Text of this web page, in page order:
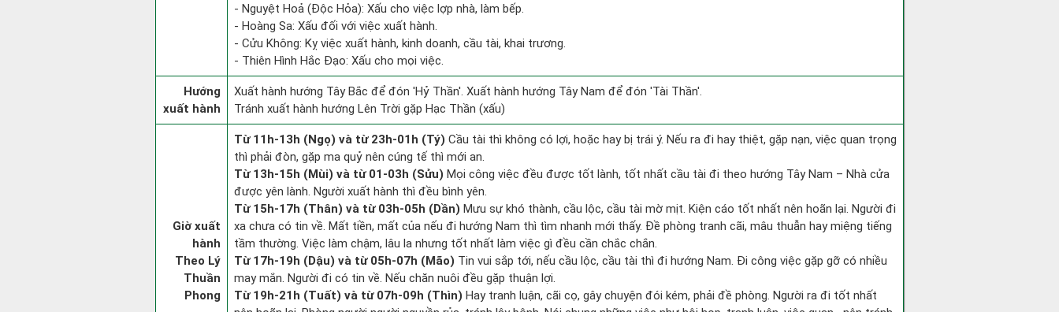
- Nguyệt Hoả (Độc Hỏa): Xấu cho việc lợp nhà, làm bếp.
- Hoàng Sa: Xấu đối với việc xuất hành.
- Cửu Không: Kỵ việc xuất hành, kinh doanh, cầu tài, khai trương.
- Thiên Hình Hắc Đạo: Xấu cho mọi việc.
Hướng
xuất hành
Xuất hành hướng Tây Bắc để đón 'Hỷ Thần'. Xuất hành hướng Tây Nam để đón 'Tài Thần'.
Tránh xuất hành hướng Lên Trời gặp Hạc Thần (xấu)
Giờ xuất
hành
Theo Lý
Thuần
Phong
Từ 11h-13h (Ngọ) và từ 23h-01h (Tý) Cầu tài thì không có lợi, hoặc hay bị trái ý. Nếu ra đi hay thiệt, gặp nạn, việc quan trọng
thì phải đòn, gặp ma quỷ nên cúng tế thì mới an.
Từ 13h-15h (Mùi) và từ 01-03h (Sửu) Mọi công việc đều được tốt lành, tốt nhất cầu tài đi theo hướng Tây Nam – Nhà cửa
được yên lành. Người xuất hành thì đều bình yên.
Từ 15h-17h (Thân) và từ 03h-05h (Dần) Mưu sự khó thành, cầu lộc, cầu tài mờ mịt. Kiện cáo tốt nhất nên hoãn lại. Người đi
xa chưa có tin về. Mất tiền, mất của nếu đi hướng Nam thì tìm nhanh mới thấy. Đề phòng tranh cãi, mâu thuẫn hay miệng tiếng
tầm thường. Việc làm chậm, lâu la nhưng tốt nhất làm việc gì đều cần chắc chắn.
Từ 17h-19h (Dậu) và từ 05h-07h (Mão) Tin vui sắp tới, nếu cầu lộc, cầu tài thì đi hướng Nam. Đi công việc gặp gỡ có nhiều
may mắn. Người đi có tin về. Nếu chăn nuôi đều gặp thuận lợi.
Từ 19h-21h (Tuất) và từ 07h-09h (Thìn) Hay tranh luận, cãi cọ, gây chuyện đói kém, phải đề phòng. Người ra đi tốt nhất